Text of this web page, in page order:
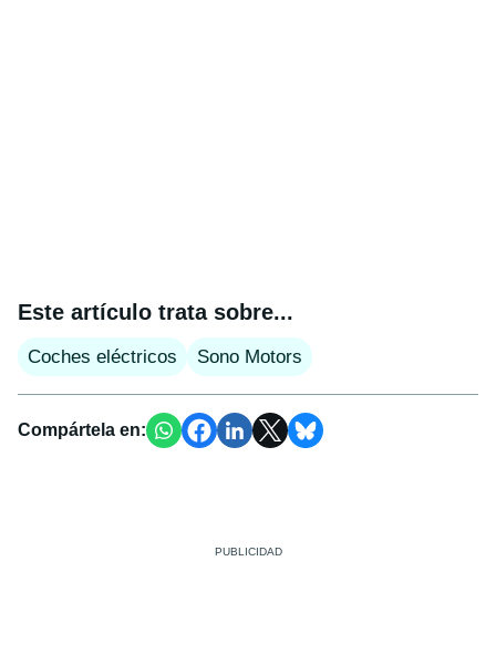
Este artículo trata sobre...
Coches eléctricos Sono Motors
Compártela en: